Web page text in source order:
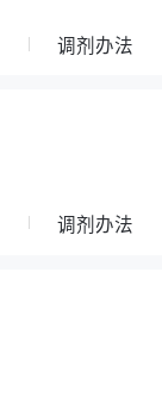
调剂办法
调剂办法